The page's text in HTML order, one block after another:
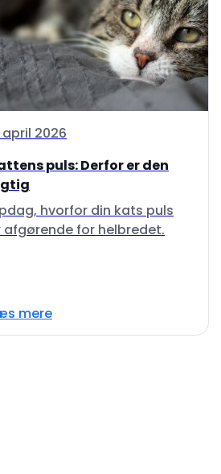
april 2026
puls: Derfor er den
hvorfor din kats puls
afgørende for helbredet.
mere